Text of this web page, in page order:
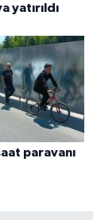
yatırıldı
paravanı